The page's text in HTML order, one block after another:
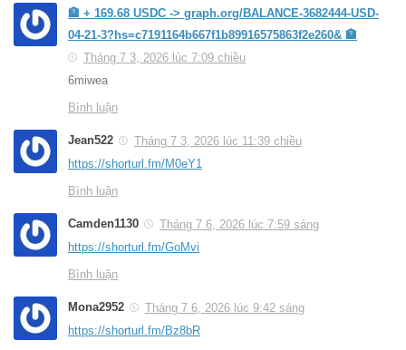
🏦 + 169.68 USDC -> graph.org/BALANCE-3682444-USD-
04-21-3?hs=c7191164b667f1b89916575863f2e260& 🏦
Tháng 7 3, 2026 lúc 7:09 chiều
6miwea
Bình luận
Jean522
Tháng 7 3, 2026 lúc 11:39 chiều
https://shorturl.fm/M0eY1
Bình luận
Camden1130
Tháng 7 6, 2026 lúc 7:59 sáng
https://shorturl.fm/GoMvi
Bình luận
Mona2952
Tháng 7 6, 2026 lúc 9:42 sáng
https://shorturl.fm/Bz8bR